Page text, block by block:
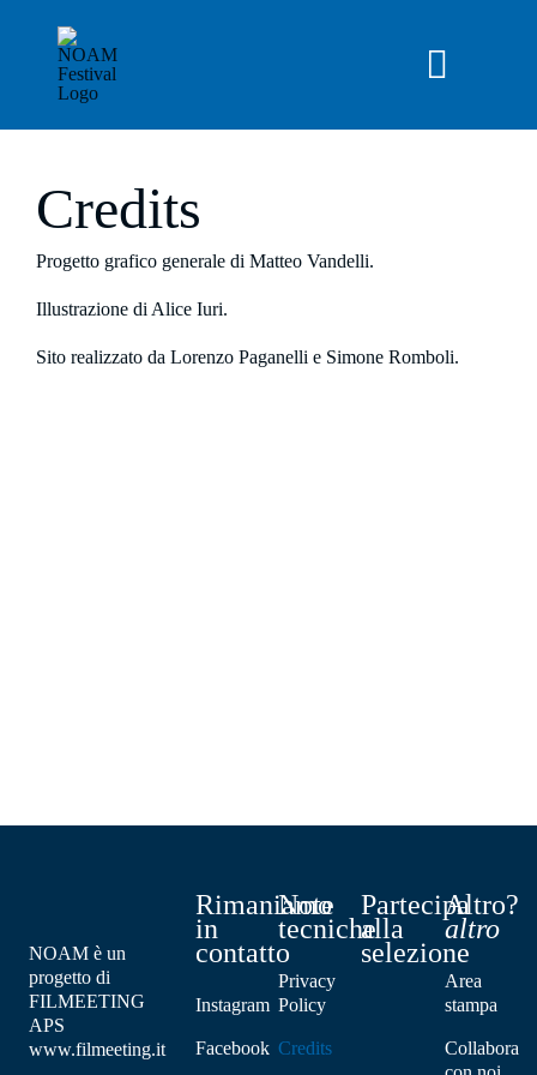
contenuto
Toggle
Archivio
Credits
Progetto grafico generale di Matteo Vandelli.
Illustrazione di Alice Iuri.
Sito realizzato da Lorenzo Paganelli e Simone Romboli.
NOAM è un
progetto di
FILMEETING
APS
www.filmeeting.it
Rimaniamo
in
contatto
Instagram
Facebook
Note
tecniche
Privacy
Policy
Credits
Partecipa
alla
selezione
Altro?
altro
Area
stampa
Collabora